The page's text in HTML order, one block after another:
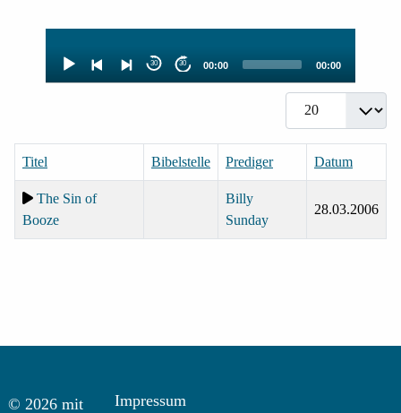
Player
30 30 00:00 00:00
Anzeige #
Titel Bibelstelle Prediger Datum
The Sin of
Booze
Billy
Sunday
28.03.2006
© 2026 mit Impressum